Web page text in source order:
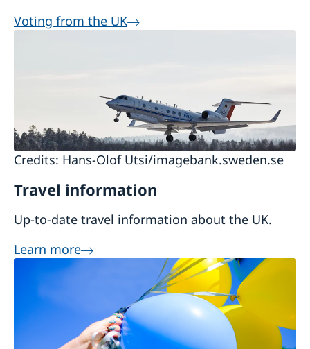
Voting from the UK
Credits: Hans-Olof Utsi/imagebank.sweden.se
Travel information
Up-to-date travel information about the UK.
Learn more